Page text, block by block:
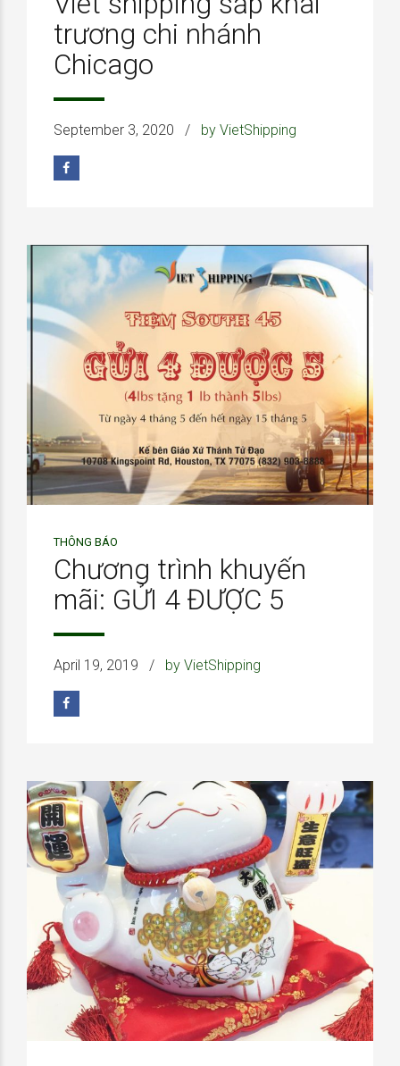
trương chi nhánh
Chicago
September 3, 2020 by VietShipping
THÔNG BÁO
Chương trình khuyến
mãi: GỬI 4 ĐƯỢC 5
April 19, 2019 by VietShipping